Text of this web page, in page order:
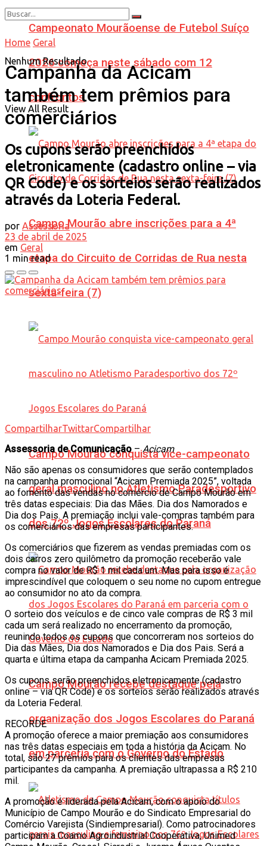
Campeonato Mourãoense de Futebol Suíço
2026 começa neste sábado com 12
confrontos
Campo Mourão abre inscrições para a 4ª
etapa do Circuito de Corridas de Rua nesta
sexta-feira (7)
Campo Mourão conquista vice-campeonato
geral masculino no Atletismo Paradesportivo
dos 72º Jogos Escolares do Paraná
Campo Mourão recebe destaque pela
organização dos Jogos Escolares do Paraná
em parceria com o Governo do Estado
Nenhum Resultado
View All Result
Home Geral
Campanha da Acicam
também tem prêmios para
comerciários
Os cupons serão preenchidos
eletronicamente (cadastro online – via
QR Code) e os sorteios serão realizados
através da Loteria Federal.
por Assessoria
23 de abril de 2025
em Geral
1 min read
CompartilharTwittarCompartilhar
Assessoria de Comunicação –Acicam
Não são apenas os consumidores que serão contemplados
na campanha promocional “Acicam Premiada 2025”, voltada
ao fomento das vendas no comércio de Campo Mourão em
três datas especiais: Dia das Mães. Dia dos Namorados e
Dia dos Pais. A premiação inclui vale-compras também para
os comerciários das empresas participantes.
Os comerciários que fizerem as vendas premiadas com os
dois carros zero quilômetro da promoção receberão vale
compra no valor de R$ 1 mil cada um. Mas para isso é
imprescindível que coloquem o seu nome no cupom entregue
ao consumidor no ato da compra.
O sorteio dos veículos e de cinco vale compras de R$ 3 mil
cada um será realizado no encerramento da promoção,
reunindo todos os cupons que concorreram nos sorteios do
Dia das Mães, Dia dos Namorados e Dia dos Pais. Será a
quarta e última etapa da campanha Acicam Premiada 2025.
Os cupons serão preenchidos eletronicamente (cadastro
online – via QR Code) e os sorteios serão realizados através
da Loteria Federal.
RECORDE
A promoção oferece a maior premiação aos consumidores
nas três datas especiais em toda a história da Acicam. No
total, são 27 prêmios para os clientes das empresas
participantes da campanha. A premiação ultrapassa a R$ 210
mil.
A promoção é liderada pela Acicam, com o apoio do
Município de Campo Mourão e do Sindicato Empresarial do
Comércio Varejista (Sindiempresarial). Como patrocinadores
participam a Coamo Agroindustrial Cooperativa, Unimed